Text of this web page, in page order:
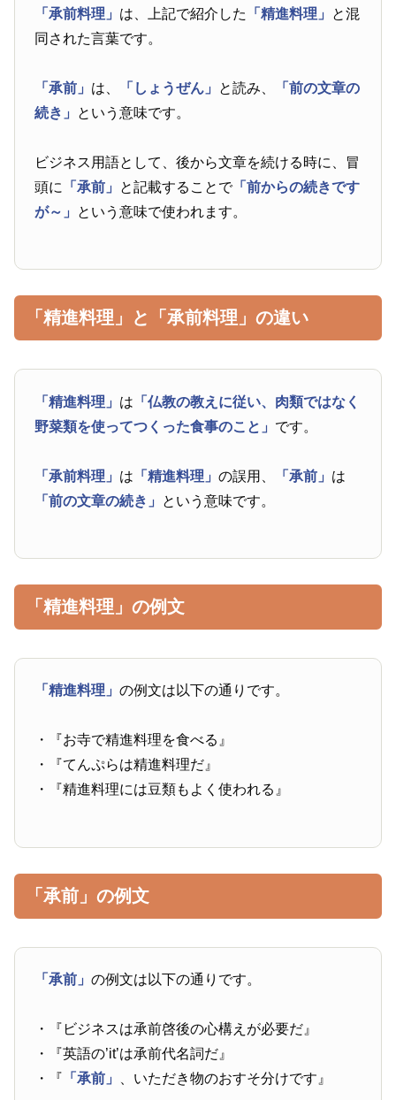
「承前料理」 は、上記で紹介した 「精進料理」 と混
同された言葉です。
「承前」 は、 「しょうぜん」 と読み、
「前の文章の
続き」 という意味です。
ビジネス用語として、後から文章を続ける時に、冒
頭に
「承前」 と記載することで「前からの続きです
が～」 という意味で使われます。
「精進料理」と「承前料理」の違い
「精進料理」 は 「仏教の教えに従い、肉類ではなく
野菜類を使ってつくった食事のこと」 です。
「承前料理」 は 「精進料理」の誤用、 「承前」 は
「前の文章の続き」 という意味です。
「精進料理」の例文
「精進料理」の例文は以下の通りです。
・『お寺で精進料理を食べる』
・『てんぷらは精進料理だ』
・『精進料理には豆類もよく使われる』
「承前」の例文
「承前」の例文は以下の通りです。
・『ビジネスは承前啓後の心構えが必要だ』
・『英語の’it’は承前代名詞だ』
・『
「承前」 、いただき物のおすそ分けです』